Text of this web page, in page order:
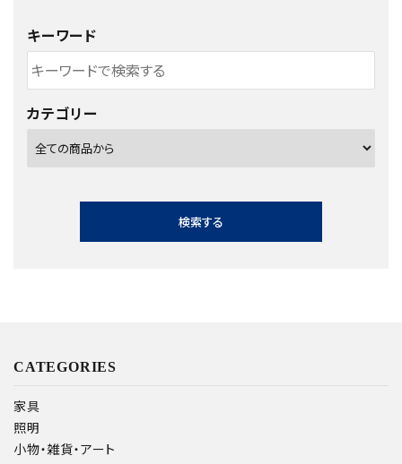
キーワード
カテゴリー
検索する
キーワード
カテゴリー
CATEGORIES
家具
照明
小物・雑貨・アート